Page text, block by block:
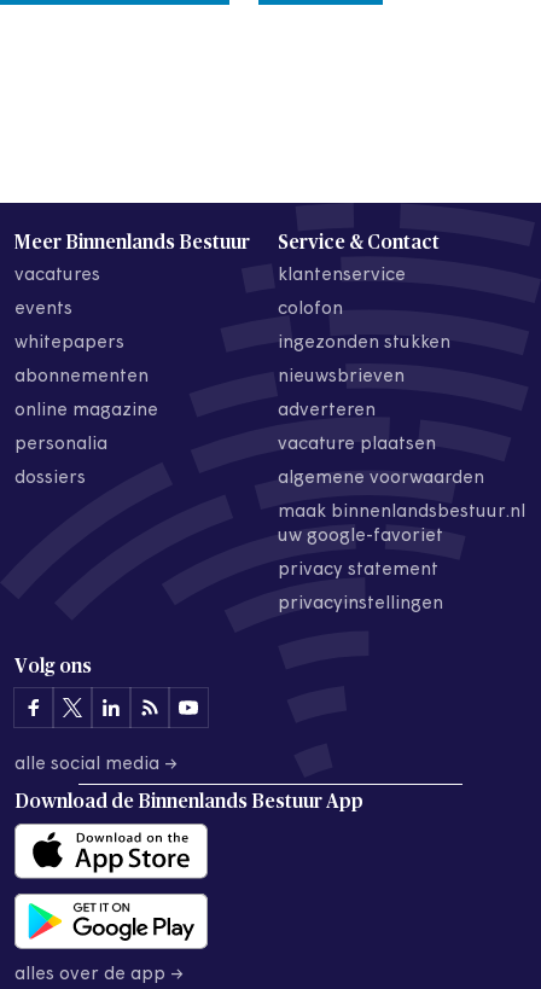
Meer Binnenlands Bestuur
vacatures
events
whitepapers
abonnementen
online magazine
personalia
dossiers
Service & Contact
klantenservice
colofon
ingezonden stukken
nieuwsbrieven
adverteren
vacature plaatsen
algemene voorwaarden
maak binnenlandsbestuur.nl
uw google-favoriet
privacy statement
privacyinstellingen
Volg ons
alle social media →
Download de Binnenlands Bestuur App
alles over de app →